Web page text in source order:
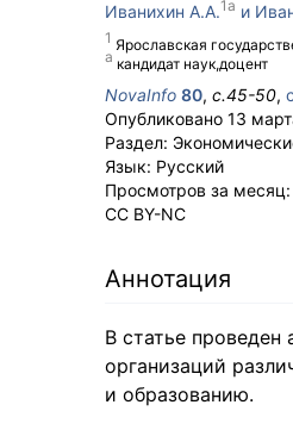
Иванихин А.А.
Ярославская
кандидат наук,доцент
NovaInfo 80, с.45-50,
Опубликовано 13
Раздел:
Язык: Русский
Просмотров за месяц:
CC BY-NC
Аннотация
В статье проведен
организаций
и образованию.